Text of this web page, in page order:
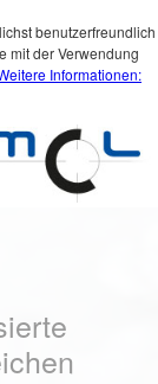
benutzerfreundlich
mit der Verwendung
Informationen: